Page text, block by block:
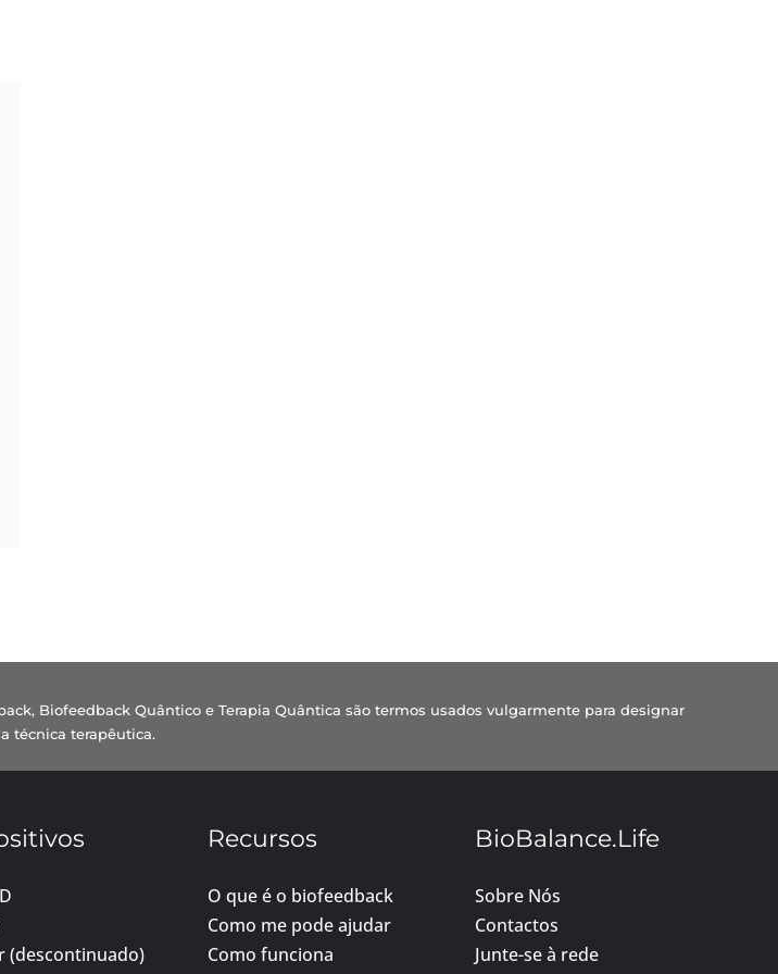
Biofeedback Quântico e Terapia Quântica são termos usados vulgarmente para designar
técnica terapêutica.
(descontinuado)
Recursos
O que é o biofeedback
Como me pode ajudar
Como funciona
BioBalance.Life
Sobre Nós
Contactos
Junte-se à rede